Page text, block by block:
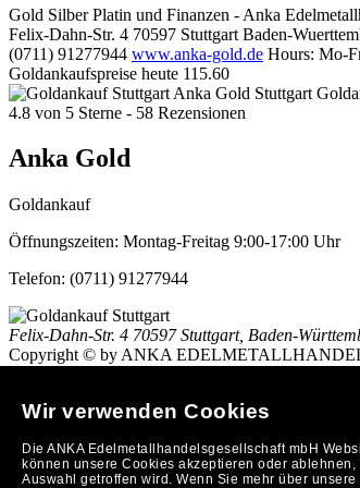
Wir verwenden Cookies
Die ANKA Edelmetallhandelsgesellschaft mbH
können unsere Cookies akzeptieren oder
Auswahl getroffen wird. Wenn Sie mehr über
Gold Silber Platin und Finanzen - Anka
Felix-Dahn-Str. 4 70597 Stuttgart Baden-
(0711) 91277944 www.anka-gold.de Hours: Mo-
Goldankaufspreise heute 115.60
Anka Gold Stuttgart
4.8 von 5 Sterne - 58 Rezensionen
Anka Gold
Goldankauf
Öffnungszeiten: Montag-Freitag 9:00-17:00 Uhr
Telefon: (0711) 91277944
Felix-Dahn-Str. 4 70597 Stuttgart, Baden-
Copyright © by ANKA
Entfernungsrechner/Anfahrtsplan)
Kurierdienste Reutlingen Taxi Reutlingen
Anka Goldankauf Stuttgart hat4,8von5Sternen